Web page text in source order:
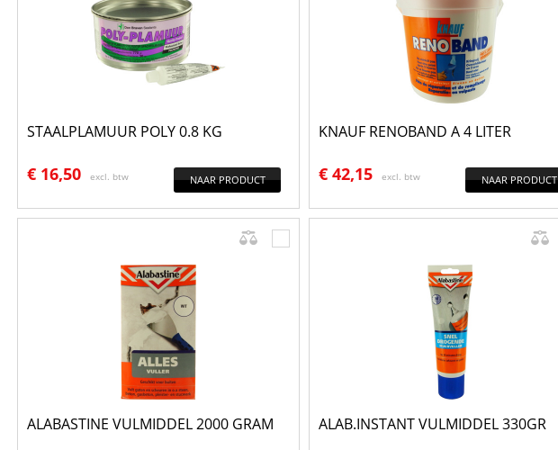
STAALPLAMUUR POLY 0.8 KG
€ 16,50 excl. btw NAAR PRODUCT
KNAUF RENOBAND A 4 LITER
€ 42,15 excl. btw NAAR PRODUCT
ALABASTINE VULMIDDEL 2000 GRAM ALAB.INSTANT VULMIDDEL 330GR